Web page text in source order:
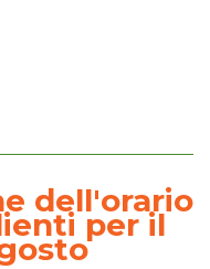
dell'orario
per il